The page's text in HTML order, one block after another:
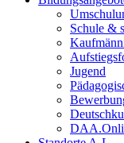
Schule &
Jugend